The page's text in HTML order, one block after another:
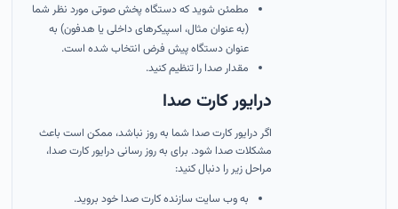
مطمئن شوید که دستگاه پخش صوتی مورد نظر شما
(به عنوان مثال، اسپیکرهای داخلی یا هدفون) به
عنوان دستگاه پیش فرض انتخاب شده است.
مقدار صدا را تنظیم کنید.
درایور کارت صدا
اگر درایور کارت صدا شما به روز نباشد، ممکن است باعث
مشکلات صدا شود. برای به روز رسانی درایور کارت صدا،
مراحل زیر را دنبال کنید:
به وب سایت سازنده کارت صدا خود بروید.